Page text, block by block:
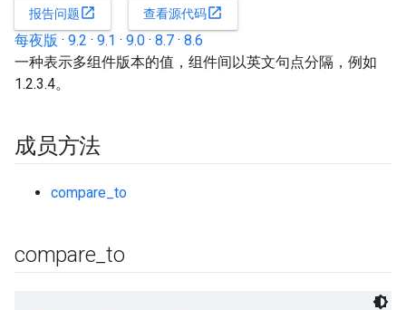
报告问题open_in_new 查看源代码open_in_new
每夜版 · 9.2 · 9.1 · 9.0 · 8.7 · 8.6
一种表示多组件版本的值，组件间以英文句点分隔，例如
1.2.3.4。
成员方法
compare_to
compare _to